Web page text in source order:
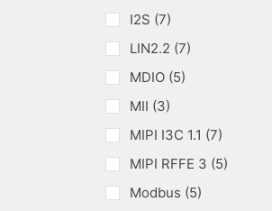
I2S (7)
LIN2.2 (7)
MDIO (5)
MII (3)
MIPI I3C 1.1 (7)
MIPI RFFE 3 (5)
Modbus (5)